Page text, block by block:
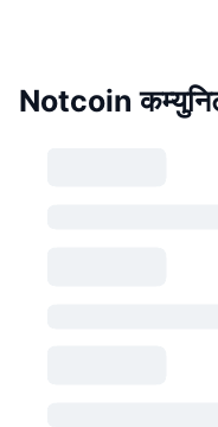
Notcoin